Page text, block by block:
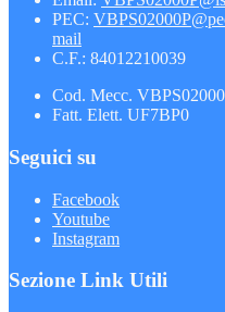
PEC:
mail
C.F.: 84012210039
Cod. Mecc.
Fatt. Elett. UF7BP0
Seguici su
Facebook
Youtube
Instagram
Sezione Link Utili